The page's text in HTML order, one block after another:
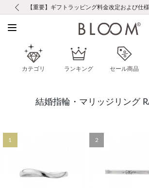
お修理・アフターサービスのご
【重要】令和８年熊本地震に伴う集配への
【重要】ギフトラッピング料金改定および仕
【重要】夏季休業の営業についての
税込5,500円以上で送料無料｜最短24時
新規会員登録で1000ポイントプレゼ
新規LINE友だち登録で500円クーポン
会員限定！レビュー投稿で100ポイント
お修理・アフターサービスのご
【重要】令和８年熊本地震に伴う集配への
カテゴリ ランキング セール商品
結婚指輪・マリッジリング
1 2